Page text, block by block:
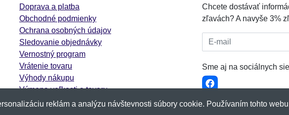
Doprava a platba
Obchodné podmienky
Ochrana osobných údajov
Sledovanie objednávky
Vernostný program
Vrátenie tovaru
Výhody nákupu
Výmena veľkosti a tovaru
Viac informácií...
Chcete dostávať
zľavách? A navyše 3%
E-mail:
Sme aj na sociálnych
reklám a analýzu návštevnosti súbory cookie. Používaním tohto